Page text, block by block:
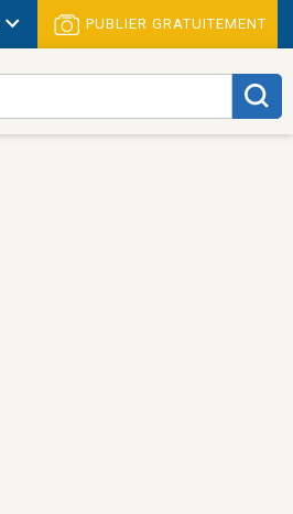
PUBLIER GRATUITEMENT